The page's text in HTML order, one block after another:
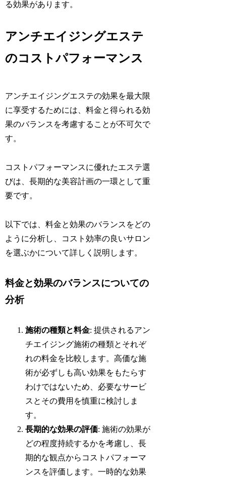
る効果があります。
アンチエイジングエステ
のコストパフォーマンス
アンチエイジングエステの効果を最大限
に享受するためには、料金と得られる効
果のバランスを考慮することが不可欠で
す。
コストパフォーマンスに優れたエステ選
びは、長期的な美容計画の一環として重
要です。
以下では、料金と効果のバランスをどの
ように分析し、コスト効率の良いサロン
を選ぶかについて詳しく説明します。
料金と効果のバランスについての
分析
施術の種類と料金: 提供されるアン
チエイジング施術の種類とそれぞ
れの料金を比較します。高価な施
術が必ずしも高い効果をもたらす
わけではないため、必要なサービ
スとその費用を慎重に検討しま
す。
長期的な効果の評価: 施術の効果が
どの程度持続するかを考慮し、長
期的な観点からコストパフォーマ
ンスを評価します。一時的な効果